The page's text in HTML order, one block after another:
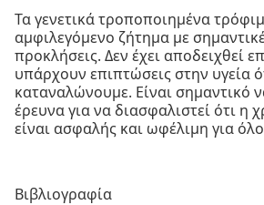
Τα γενετικά τροποποιημένα
αμφιλεγόμενο ζήτημα με
προκλήσεις. Δεν έχει αποδειχθεί
υπάρχουν επιπτώσεις στην υγεία
καταναλώνουμε. Είναι σημαντικό
έρευνα για να διασφαλιστεί ότι η
είναι ασφαλής και ωφέλιμη για
Βιβλιογραφία